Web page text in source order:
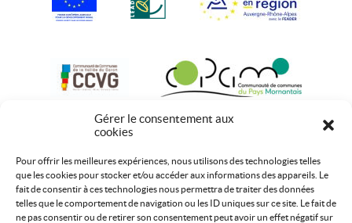
Gérer le consentement aux
cookies
Pour offrir les meilleures expériences, nous utilisons des technologies telles
que les cookies pour stocker et/ou accéder aux informations des appareils. Le
fait de consentir à ces technologies nous permettra de traiter des données
telles que le comportement de navigation ou les ID uniques sur ce site. Le fait de
ne pas consentir ou de retirer son consentement peut avoir un effet négatif sur